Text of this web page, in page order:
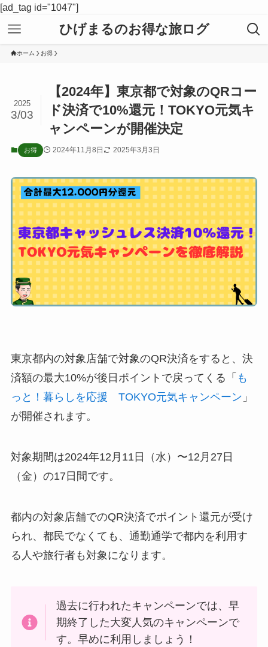
[ad_tag id="1047"]
ひげまるのお得な旅ログ
ホーム お得
【2024年】東京都で対象のQRコー
ド決済で10%還元！TOKYO元気キ
ャンペーンが開催決定
2025
3/03
お得 2024年11月8日 2025年3月3日
東京都内の対象店舗で対象のQR決済をすると、決
済額の最大10%が後日ポイントで戻ってくる「 も
っと！暮らしを応援 TOKYO元気キャンペーン 」
が開催されます。
対象期間は2024年12月11日（水）〜12月27日
（金）の17日間です。
都内の対象店舗でのQR決済でポイント還元が受け
られ、都民でなくても、通勤通学で都内を利用す
る人や旅行者も対象になります。
過去に行われたキャンペーンでは、早
期終了した大変人気のキャンペーンで
す。早めに利用しましょう！